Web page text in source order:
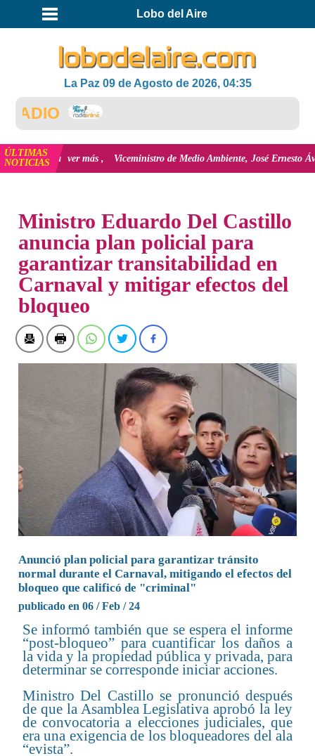
Lobo del Aire
La Paz 09 de Agosto de 2026, 04:35
ÚLTIMAS
NOTICIAS
Bolivia ver más Viceministro de Medio Ambiente, José Ernesto Ávila:
Ministro Eduardo Del Castillo
anuncia plan policial para
garantizar transitabilidad en
Carnaval y mitigar efectos del
bloqueo
Anunció plan policial para garantizar tránsito
normal durante el Carnaval, mitigando el efectos del
bloqueo que calificó de "criminal"
publicado en 06 / Feb / 24
Se informó también que se espera el informe
“post-bloqueo” para cuantificar los daños a
la vida y la propiedad pública y privada, para
determinar se corresponde iniciar acciones.
Ministro Del Castillo se pronunció después
de que la Asamblea Legislativa aprobó la ley
de convocatoria a elecciones judiciales, que
era una exigencia de los bloqueadores del ala
“evista”.